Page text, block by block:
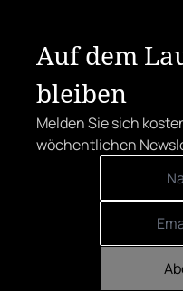
Auf dem
bleiben
Melden Sie sich
wöchentlichen